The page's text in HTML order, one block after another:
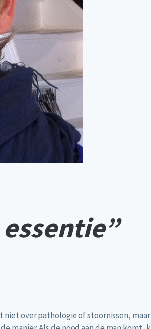
niet over pathologie of stoornissen,